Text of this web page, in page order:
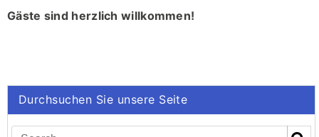
Gäste sind herzlich willkommen!
Durchsuchen Sie unsere Seite